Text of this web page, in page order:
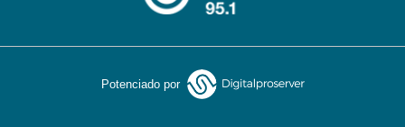
Potenciado por